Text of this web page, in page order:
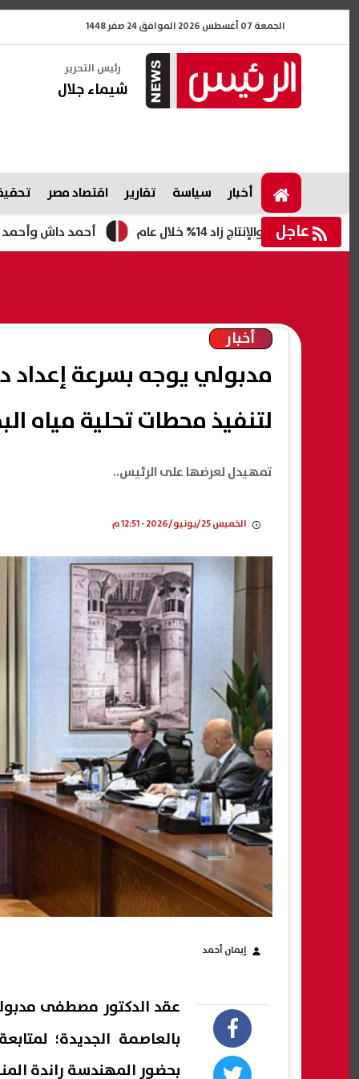
الجمعة 07 أغسطس 2026 الموافق 24 صفر 1448
رئيس التحرير
شيماء جلال
أخبار سياسة تقارير اقتصاد مصر
عاجل أحمد داش وأحمد غزي
أخبار
تمهيدل لعرضها على الرئيس..
مدبولي يوجه بسرعة إعداد
لتنفيذ محطات تحلية مياه
الخميس 25/يونيو/2026 - 12:51 م
إيمان أحمد
عقد الدكتور مصطفى
بالعاصمة الجديدة؛
بحضور المهندسة راندة